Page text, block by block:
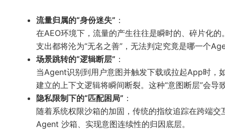
流量归属的“身份迷失” ：
在AEO环境下，流量的产生往往是瞬时的、碎片化
支出都将沦为“无名之善”，无法判定究竟是哪一个
场景跳转的“逻辑断层” ：
当Agent识别到用户意图并触发下载或拉起App时，
建立的上下文逻辑将瞬间断裂。这种“意图断层”会
隐私限制下的“匹配困局” ：
随着系统权限沙箱的加固，传统的指纹追踪在跨端
Agent 沙箱、实现意图连续性的归因底层。